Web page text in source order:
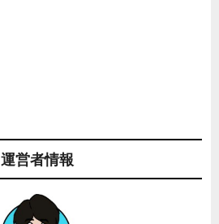
運営者情報